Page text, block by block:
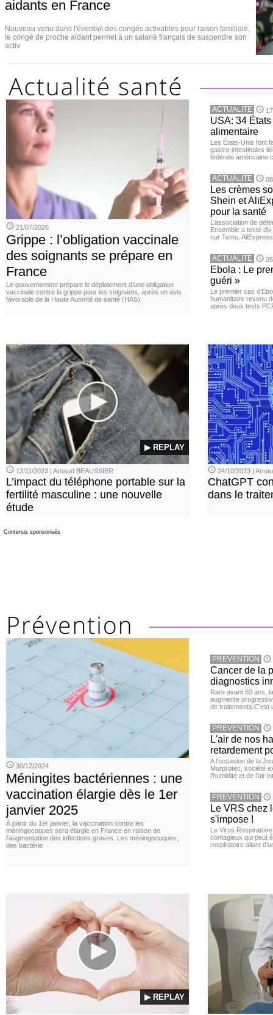
aidants en France
Nouveau venu dans l'éventail des congés activables pour raison familiale,
le congé de proche aidant permet à un salarié français de suspendre son
activ
21/07/2026
Grippe : l’obligation vaccinale
des soignants se prépare en
France
Le gouvernement prépare le déploiement d’une obligation
vaccinale contre la grippe pour les soignants, après un avis
favorable de la Haute Autorité de santé (HAS).
ACTUALITE
USA: 34
alimentaire
Les États-Unis font
gastro-intestinales
fédérale américaine
ACTUALITE
Les crèmes
Shein et
pour la santé
L’association de
Ensemble a testé
sur Temu,
ACTUALITE
Ebola : Le
guéri »
Le premier cas
humanitaire revenu
après deux tests
▶ REPLAY
12/11/2023 | Arnaud BEAUSSIER
L’impact du téléphone portable sur la
fertilité masculine : une nouvelle
étude
24/10/2023 |
ChatGPT
dans le
Contenus sponsorisés
30/12/2024
Méningites bactériennes : une
vaccination élargie dès le 1er
janvier 2025
À partir du 1er janvier, la vaccination contre les
méningocoques sera élargie en France en raison de
l'augmentation des infections graves. Les méningocoques,
des bactérie
PREVENTION
Cancer de la
diagnostics
Rare avant 50 ans,
augmente
de traitements
PREVENTION
L'air de nos
retardement
A l’occasion de la
Murprotec, société
l’humidité et de l’air
PREVENTION
Le VRS chez
s'impose !
Le Virus
contagieux qui peut
respiratoire allant
▶ REPLAY